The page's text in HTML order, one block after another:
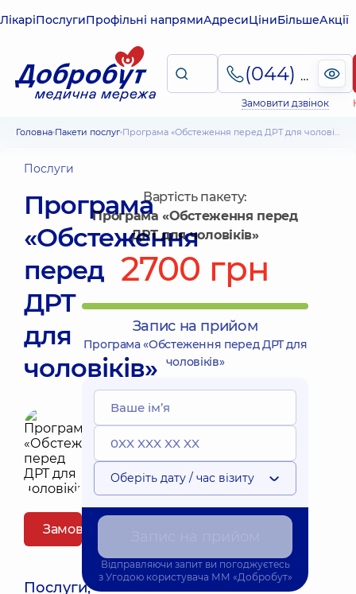
ЛікаріПослугиПрофільні напрямиАдресиЦіниБільшеАкції
(044) 495-2-888
Замовити дзвінок
Головна Пакети послуг Програма «Обстеження перед ДРТ для чоловіків»
Послуги
Програма
«Обстеження
перед
ДРТ
для
чоловіків»
Замовити пакет
Послуги,
Вартість пакету:
Програма «Обстеження перед
ДРТ для чоловіків»
2700 грн
Запис на прийом
Програма «Обстеження перед ДРТ для
чоловіків»
Оберіть дату / час візиту
Відправляючи запит ви погоджуєтесь
з Угодою користувача ММ «Добробут»